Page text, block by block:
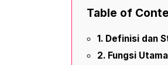
Table of
Definisi dan
Fungsi